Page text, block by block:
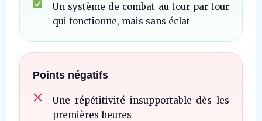
Un système de combat au tour par tour
qui fonctionne, mais sans éclat
Points négatifs
Une répétitivité insupportable dès les
premières heures